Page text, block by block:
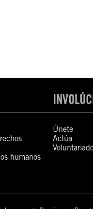
humanos
Únete
Actúa